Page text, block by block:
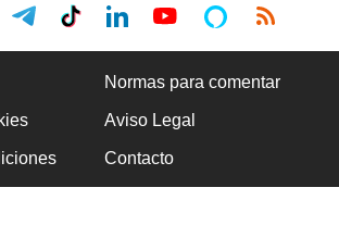
Normas para comentar
Aviso Legal
Contacto